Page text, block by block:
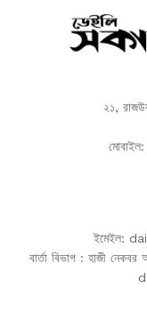
২১,
ইমেইল:
বার্তা বিভাগ : হাজী নেকবর